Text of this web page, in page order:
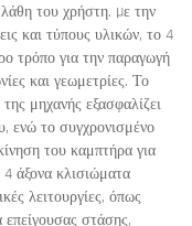
του χρήστη. Με την
και τύπους υλικών, το 4
τρόπο για την παραγωγή
και γεωμετρίες. Το
μηχανής εξασφαλίζει
ενώ το συγχρονισμένο
του καμπτήρα για
άξονα κλισιώματα
λειτουργίες, όπως
στάσης,